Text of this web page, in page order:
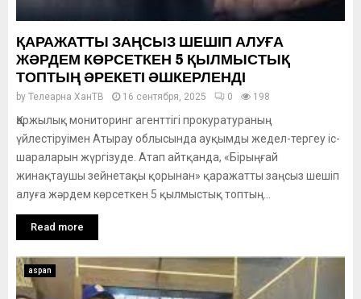
ҚАРАЖАТТЫ ЗАҢСЫЗ ШЕШІП АЛУҒА
ЖӘРДЕМ КӨРСЕТКЕН 5 ҚЫЛМЫСТЫҚ
ТОПТЫҢ ӘРЕКЕТІ ӘШКЕРЛЕНДІ
by Телеарна ХанТВ 16 сентября, 2025 0 198
Қаржылық мониторинг агенттігі прокуратураның
үйлестіруімен Атырау облысында ауқымды жедел-тергеу іс-
шараларын жүргізуде. Атап айтқанда, «Бірыңғай
жинақтаушы зейнетақы қорынан» қаражатты заңсыз шешіп
алуға жәрдем көрсеткен 5 қылмыстық топтың...
Read more
aspan